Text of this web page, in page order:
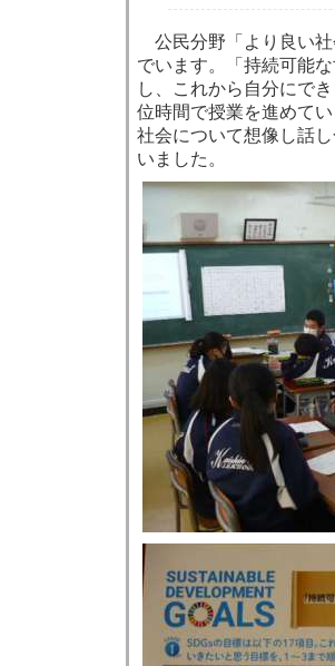
公民分野「より良い社
でいます。「持続可能
し、これから自分にで
位時間で授業を進めて
社会について想像し話
いました。